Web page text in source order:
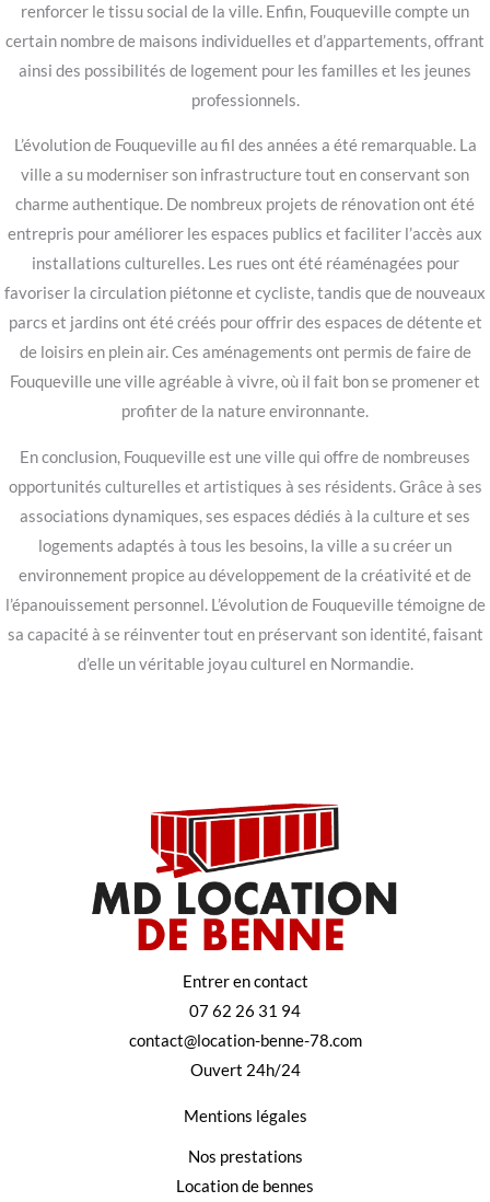
renforcer le tissu social de la ville. Enfin, Fouqueville compte un
certain nombre de maisons individuelles et d’appartements, offrant
ainsi des possibilités de logement pour les familles et les jeunes
professionnels.
L’évolution de Fouqueville au fil des années a été remarquable. La
ville a su moderniser son infrastructure tout en conservant son
charme authentique. De nombreux projets de rénovation ont été
entrepris pour améliorer les espaces publics et faciliter l’accès aux
installations culturelles. Les rues ont été réaménagées pour
favoriser la circulation piétonne et cycliste, tandis que de nouveaux
parcs et jardins ont été créés pour offrir des espaces de détente et
de loisirs en plein air. Ces aménagements ont permis de faire de
Fouqueville une ville agréable à vivre, où il fait bon se promener et
profiter de la nature environnante.
En conclusion, Fouqueville est une ville qui offre de nombreuses
opportunités culturelles et artistiques à ses résidents. Grâce à ses
associations dynamiques, ses espaces dédiés à la culture et ses
logements adaptés à tous les besoins, la ville a su créer un
environnement propice au développement de la créativité et de
l’épanouissement personnel. L’évolution de Fouqueville témoigne de
sa capacité à se réinventer tout en préservant son identité, faisant
d’elle un véritable joyau culturel en Normandie.
Entrer en contact
07 62 26 31 94
contact@location-benne-78.com
Ouvert 24h/24
Mentions légales
Nos prestations
Location de bennes